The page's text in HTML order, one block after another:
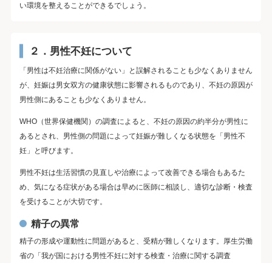
い環境を整えることができるでしょう。
２．男性不妊について
「男性は不妊治療に関係がない」と誤解されることも少なくありません
が、妊娠は男女双方の健康状態に影響されるものであり、不妊の原因が
男性側にあることも少なくありません。
WHO（世界保健機関）の調査によると、不妊の原因の約半分が男性に
あるとされ、男性側の問題によって妊娠が難しくなる状態を「男性不
妊」と呼びます。
男性不妊は生活習慣の見直しや治療によって改善できる場合もあるた
め、気になる症状がある場合は早めに医師に相談し、適切な診断・検査
を受けることが大切です。
精子の異常
精子の形成や運動性に問題があると、受精が難しくなります。厚生労働
省の「我が国における男性不妊に対する検査・治療に関する調査